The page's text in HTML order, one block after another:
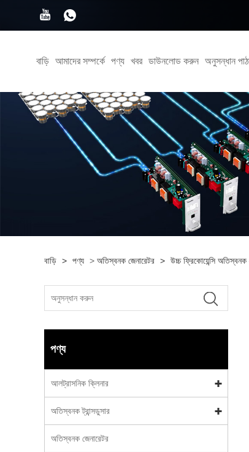
বাড়ি আমাদের সম্পর্কে পণ্য খবর ডাউনলোড করুন অনুসন্ধান
বাড়ি > পণ্য > অতিস্বনক জেনারেটর > উচ্চ ফ্রিকোয়েন্সি অতিস্বনক
পণ্য
আলট্রাসনিক ক্লিনার
অতিস্বনক ট্রান্সডুসার
অতিস্বনক জেনারেটর